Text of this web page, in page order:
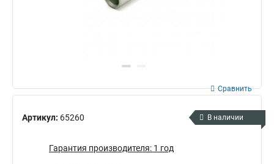
Артикул: 65260
Сравнить
В наличии
Гарантия производителя: 1 год